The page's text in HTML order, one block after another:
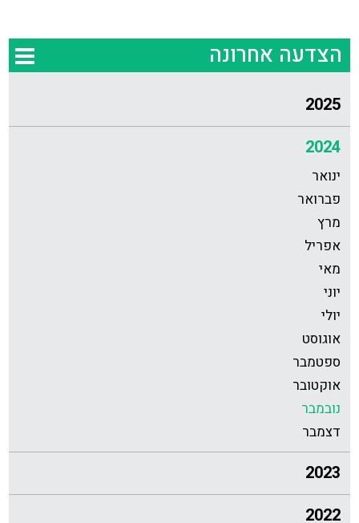
הצדעה אחרונה
2025
2024
ינואר
פברואר
מרץ
אפריל
מאי
יוני
יולי
אוגוסט
ספטמבר
אוקטובר
נובמבר
דצמבר
2023
2022